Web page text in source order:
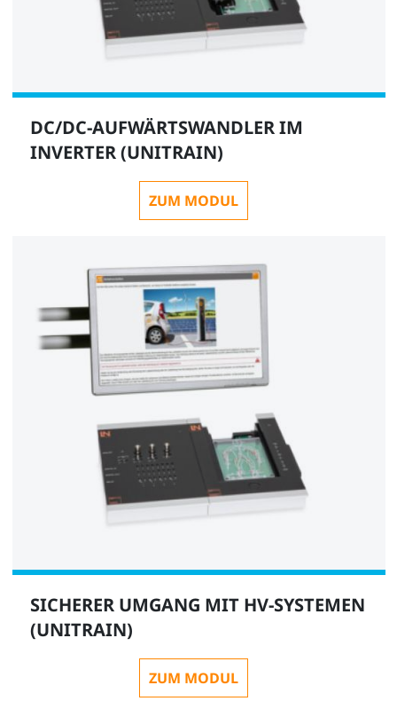
DC/DC-AUFWÄRTSWANDLER IM
INVERTER (UNITRAIN)
ZUM MODUL
SICHERER UMGANG MIT HV-SYSTEMEN
(UNITRAIN)
ZUM MODUL